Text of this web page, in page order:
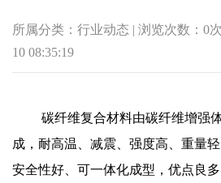
所属分类： 行业动态 | 浏览次数： 0次
10 08:35:19
碳纤维复合材料由碳纤维增强
成，耐高温、减震、强度高、重量
安全性好、可一体化成型，优点良